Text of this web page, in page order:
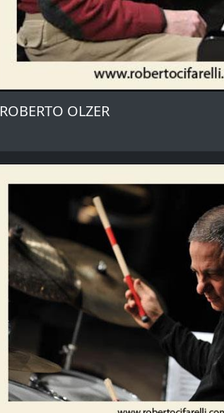
ROBERTO OLZER